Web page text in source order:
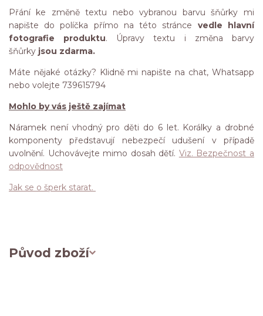
Přání ke změně textu nebo vybranou barvu šňůrky mi
napište do políčka přímo na této stránce vedle hlavní
fotografie produktu. Úpravy textu i změna barvy
šňůrky jsou zdarma.
Máte nějaké otázky? Klidně mi napište na chat, Whatsapp
nebo volejte 739615794
Mohlo by vás ještě zajímat
Náramek není vhodný pro děti do 6 let. Korálky a drobné
komponenty představují nebezpečí udušení v případě
uvolnění. Uchovávejte mimo dosah dětí. Viz. Bezpečnost a
odpovědnost
Jak se o šperk starat.
Původ zboží